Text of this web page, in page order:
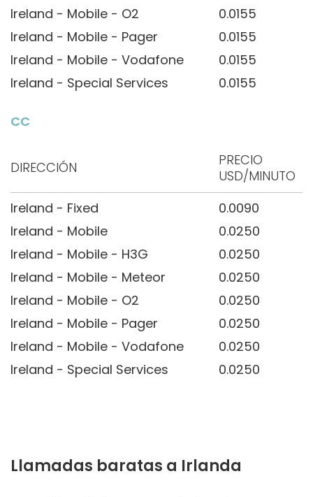
Ireland - Mobile - O2
0.0155
Ireland - Mobile - Pager
0.0155
Ireland - Mobile - Vodafone
0.0155
Ireland - Special Services
0.0155
CC
DIRECCIÓN
PRECIO
USD/MINUTO
Ireland - Fixed
0.0090
Ireland - Mobile
0.0250
Ireland - Mobile - H3G
0.0250
Ireland - Mobile - Meteor
0.0250
Ireland - Mobile - O2
0.0250
Ireland - Mobile - Pager
0.0250
Ireland - Mobile - Vodafone
0.0250
Ireland - Special Services
0.0250
Llamadas baratas a Irlanda